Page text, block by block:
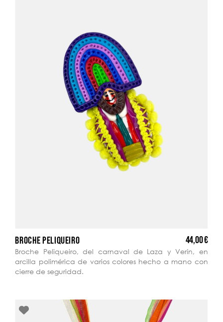
BROCHE PELIQUEIRO 44,00 €
Broche Peliqueiro, del carnaval de Laza y Verín, en
arcilla polimérica de varios colores hecho a mano con
cierre de seguridad.